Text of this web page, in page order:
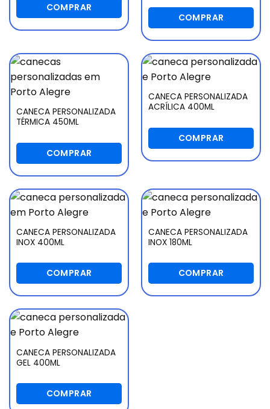
COMPRAR
COMPRAR
CANECA PERSONALIZADA
TÉRMICA 450ML
COMPRAR
CANECA PERSONALIZADA
ACRÍLICA 400ML
COMPRAR
CANECA PERSONALIZADA
INOX 400ML
COMPRAR
CANECA PERSONALIZADA
INOX 180ML
COMPRAR
CANECA PERSONALIZADA
GEL 400ML
COMPRAR